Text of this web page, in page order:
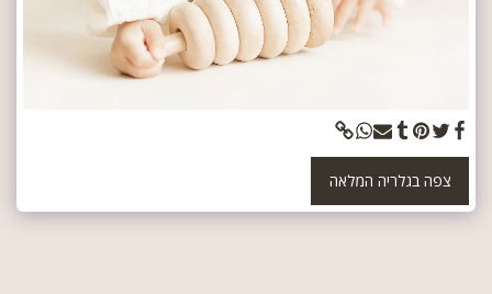
צפה בגלריה המלאה